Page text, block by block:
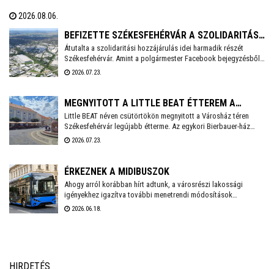
hosszú járműveket nettó 126,23 millió forintos darabonkénti
vételáron szerzi be Székesfehérvár.
2026.08.06.
BEFIZETTE SZÉKESFEHÉRVÁR A SZOLIDARITÁSI
HOZZÁJÁRULÁS AKTUÁLIS RÉSZLETÉT
Átutalta a szolidaritási hozzájárulás idei harmadik részét
Székesfehérvár. Amint a polgármester Facebook bejegyzésből
kiderül, idén még 3,6 milliárd forintot kell befizetnie a városnak.
2026.07.23.
MEGNYITOTT A LITTLE BEAT ÉTTEREM A
VÁROSHÁZ TÉREN
Little BEAT néven csütörtökön megnyitott a Városház téren
Székesfehérvár legújabb étterme. Az egykori Bierbauer-ház
helyén 2010 óta a Pátria étterem működött egészen tavaly év
Kft. nyerte, mely többek között a Beat éttermet is évek óta nagy
2026.07.23.
ÉRKEZNEK A MIDIBUSZOK
Ahogy arról korábban hírt adtunk, a városrészi lakossági
igényekhez igazítva további menetrendi módosítások
várhatóak Székesfehérvár helyi közösségi közlekedésében.
2026.06.18.
HIRDETÉS